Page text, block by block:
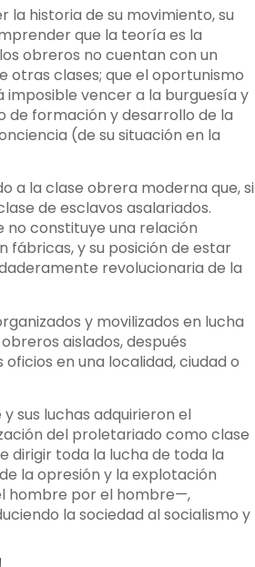
historia de su movimiento, su
que la teoría es la
obreros no cuentan con un
otras clases; que el oportunismo
imposible vencer a la burguesía y
de formación y desarrollo de la
(de su situación en la
a la clase obrera moderna que, si
de esclavos asalariados.
no constituye una relación
fábricas, y su posición de estar
revolucionaria de la
y movilizados en lucha
aislados, después
en una localidad, ciudad o
sus luchas adquirieron el
del proletariado como clase
dirigir toda la lucha de toda la
la opresión y la explotación
hombre por el hombre—,
la sociedad al socialismo y